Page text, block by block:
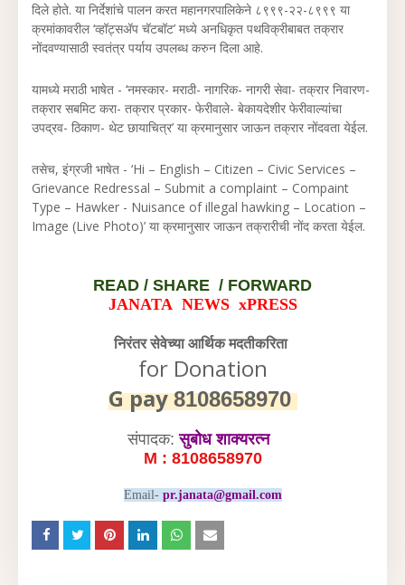
दिले होते. या निर्देशांचे पालन करत महानगरपालिकेने ८९९९-२२-८९९९ या
क्रमांकावरील ‘व्हॉट्सॲप चॅटबॉट’ मध्ये अनधिकृत पथविक्रीबाबत तक्रार
नोंदवण्यासाठी स्वतंत्र पर्याय उपलब्ध करुन दिला आहे.
यामध्ये मराठी भाषेत - ‘नमस्कार- मराठी- नागरिक- नागरी सेवा- तक्रार निवारण-
तक्रार सबमिट करा- तक्रार प्रकार- फेरीवाले- बेकायदेशीर फेरीवाल्यांचा
उपद्रव- ठिकाण- थेट छायाचित्र’ या क्रमानुसार जाऊन तक्रार नोंदवता येईल.
तसेच, इंग्रजी भाषेत - ‘Hi – English – Citizen – Civic Services –
Grievance Redressal – Submit a complaint – Compaint
Type – Hawker - Nuisance of illegal hawking – Location –
Image (Live Photo)’ या क्रमानुसार जाऊन तक्रारीची नोंद करता येईल.
READ / SHARE / FORWARD
JANATA NEWS xPRESS
निरंतर सेवेच्या आर्थिक मदतीकरिता
for Donation
G pay8108658970
संपादक:सुबोध शाक्यरत्न
M : 8108658970
Email- pr.janata@gmail.com